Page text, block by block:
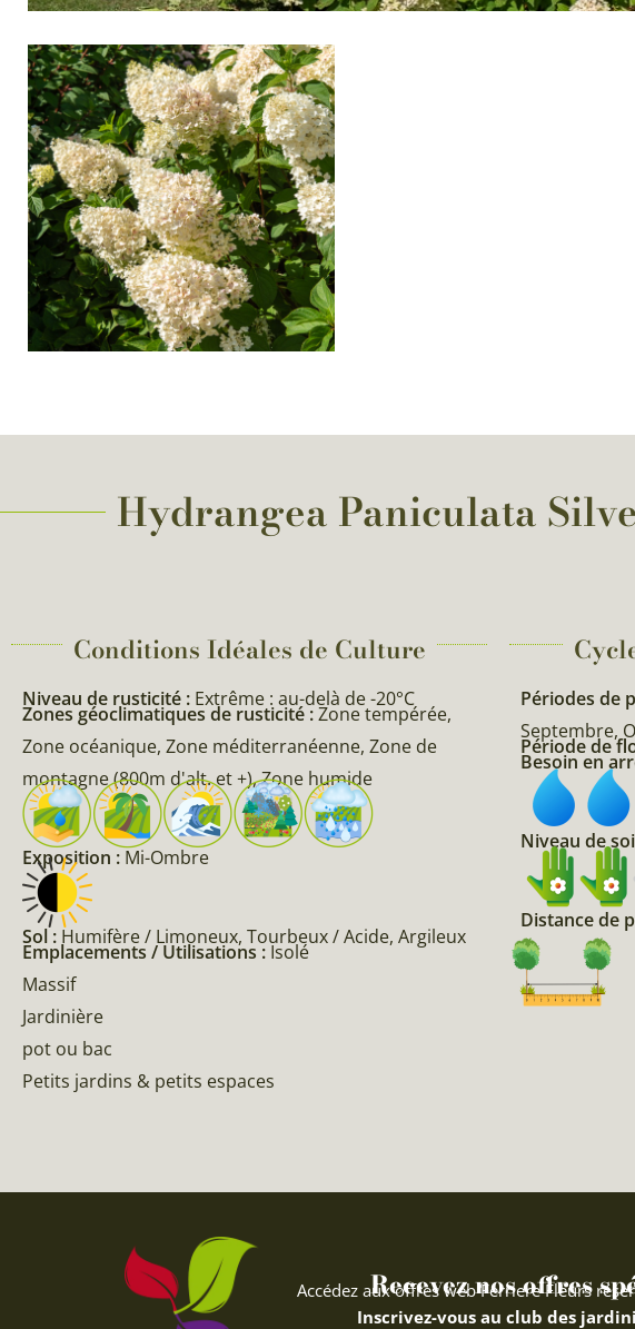
Hydrangea Paniculata
Conditions Idéales de Culture
Niveau de rusticité : Extrême : au-delà de -20°C
Zones géoclimatiques de rusticité :Zone tempérée,
Zone océanique, Zone méditerranéenne, Zone de
montagne (800m d'alt. et +), Zone humide
Exposition : Mi-Ombre
Sol : Humifère / Limoneux, Tourbeux / Acide, Argileux
Emplacements / Utilisations : Isolé
Massif
Jardinière
pot ou bac
Petits jardins & petits espaces
Périodes de
Septembre,
Période de
Besoin en
Niveau de
Distance de
Recevez nos offres
Accédez aux offres web Ferriere Fleurs
Inscrivez-vous au club des